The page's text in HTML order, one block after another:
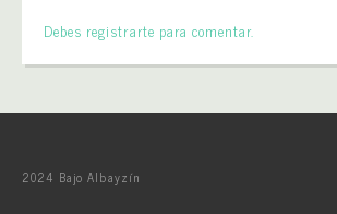
Debes registrarte para comentar.
2024 Bajo Albayzín